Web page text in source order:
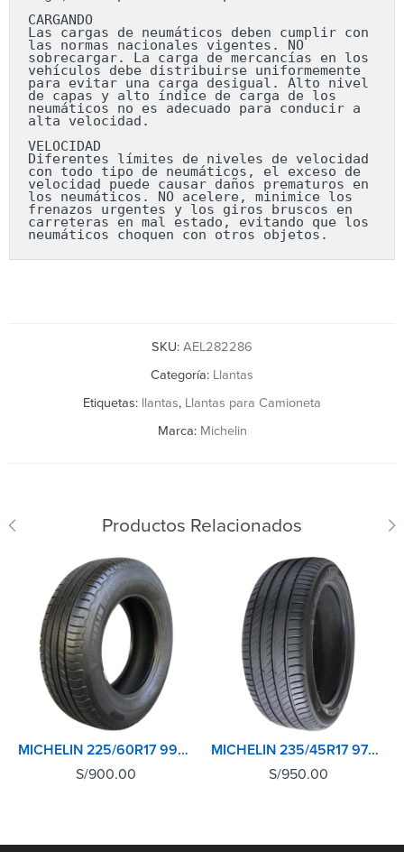
CARGANDO
Las cargas de neumáticos deben cumplir con
las normas nacionales vigentes. NO
sobrecargar. La carga de mercancías en los
vehículos debe distribuirse uniformemente
para evitar una carga desigual. Alto nivel
de capas y alto índice de carga de los
neumáticos no es adecuado para conducir a
alta velocidad.
VELOCIDAD
Diferentes límites de niveles de velocidad
con todo tipo de neumáticos, el exceso de
velocidad puede causar daños prematuros en
los neumáticos. NO acelere, minimice los
frenazos urgentes y los giros bruscos en
carreteras en mal estado, evitando que los
neumáticos choquen con otros objetos.
SKU: AEL282286
Categoría: Llantas
Etiquetas: llantas, Llantas para Camioneta
Marca: Michelin
Productos Relacionados
MICHELIN 225/60R17 99V XL TL PRIMACY SUV+
S/900.00
MICHELIN 235/45R17 97W XL TL PRIMACY 4+
S/950.00